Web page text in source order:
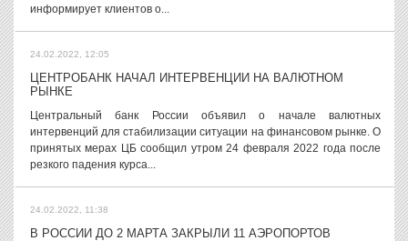
информирует клиентов о...
24.02.2022, 12:05
ЦЕНТРОБАНК НАЧАЛ ИНТЕРВЕНЦИИ НА ВАЛЮТНОМ
РЫНКЕ
Центральный банк России объявил о начале валютных
интервенций для стабилизации ситуации на финансовом рынке. О
принятых мерах ЦБ сообщил утром 24 февраля 2022 года после
резкого падения курса...
24.02.2022, 11:38
В РОССИИ ДО 2 МАРТА ЗАКРЫЛИ 11 АЭРОПОРТОВ